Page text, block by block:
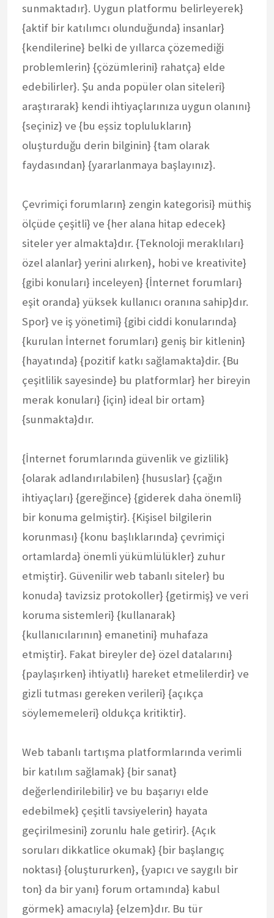
sunmaktadır}. Uygun platformu belirleyerek}
{aktif bir katılımcı olunduğunda} insanlar}
{kendilerine} belki de yıllarca çözemediği
problemlerin} {çözümlerini} rahatça} elde
edebilirler}. Şu anda popüler olan siteleri}
araştırarak} kendi ihtiyaçlarınıza uygun olanını}
{seçiniz} ve {bu eşsiz toplulukların}
oluşturduğu derin bilginin} {tam olarak
faydasından} {yararlanmaya başlayınız}.
Çevrimiçi forumların} zengin kategorisi} müthiş
ölçüde çeşitli} ve {her alana hitap edecek}
siteler yer almakta}dır. {Teknoloji meraklıları}
özel alanlar} yerini alırken}, hobi ve kreativite}
{gibi konuları} inceleyen} {İnternet forumları}
eşit oranda} yüksek kullanıcı oranına sahip}dır.
Spor} ve iş yönetimi} {gibi ciddi konularında}
{kurulan İnternet forumları} geniş bir kitlenin}
{hayatında} {pozitif katkı sağlamakta}dir. {Bu
çeşitlilik sayesinde} bu platformlar} her bireyin
merak konuları} {için} ideal bir ortam}
{sunmakta}dır.
{İnternet forumlarında güvenlik ve gizlilik}
{olarak adlandırılabilen} {hususlar} {çağın
ihtiyaçları} {gereğince} {giderek daha önemli}
bir konuma gelmiştir}. {Kişisel bilgilerin
korunması} {konu başlıklarında} çevrimiçi
ortamlarda} önemli yükümlülükler} zuhur
etmiştir}. Güvenilir web tabanlı siteler} bu
konuda} tavizsiz protokoller} {getirmiş} ve veri
koruma sistemleri} {kullanarak}
{kullanıcılarının} emanetini} muhafaza
etmiştir}. Fakat bireyler de} özel datalarını}
{paylaşırken} ihtiyatlı} hareket etmelilerdir} ve
gizli tutması gereken verileri} {açıkça
söylememeleri} oldukça kritiktir}.
Web tabanlı tartışma platformlarında verimli
bir katılım sağlamak} {bir sanat}
değerlendirilebilir} ve bu başarıyı elde
edebilmek} çeşitli tavsiyelerin} hayata
geçirilmesini} zorunlu hale getirir}. {Açık
soruları dikkatlice okumak} {bir başlangıç
noktası} {oluştururken}, {yapıcı ve saygılı bir
ton} da bir yanı} forum ortamında} kabul
görmek} amacıyla} {elzem}dır. Bu tür